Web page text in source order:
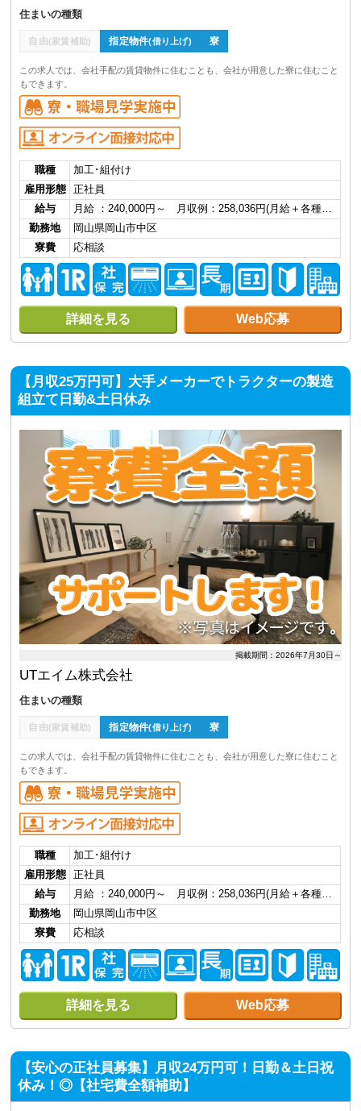
住まいの種類
自由(家賃補助) 指定物件(借り上げ) 寮
この求人では、会社手配の賃貸物件に住むことも、会社が用意した寮に住むこと
もできます。
職種
加工･組付け
雇用形態
正社員
給与
月給 ：240,000円～ 月収例：258,036円(月給＋各種…
勤務地
岡山県岡山市中区
寮費
応相談
詳細を見る Web応募
【月収25万円可】大手メーカーでトラクターの製造
組立て日勤&土日休み
掲載期間：2026年7月30日～
UTエイム株式会社
住まいの種類
自由(家賃補助) 指定物件(借り上げ) 寮
この求人では、会社手配の賃貸物件に住むことも、会社が用意した寮に住むこと
もできます。
職種
加工･組付け
雇用形態
正社員
給与
月給 ：240,000円～ 月収例：258,036円(月給＋各種…
勤務地
岡山県岡山市中区
寮費
応相談
詳細を見る Web応募
【安心の正社員募集】月収24万円可！日勤＆土日祝
休み！◎【社宅費全額補助】